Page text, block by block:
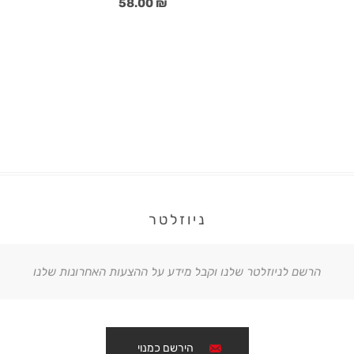
₪ 58.00
ניוזלטר
הרשם לניוזלטר שלנו וקבל מידע על ההצעות האחרונות שלנו
הירשם כמנוי